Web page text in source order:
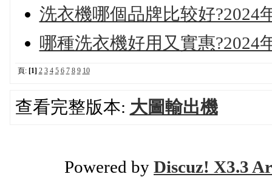
洗衣機哪個品牌比较好?2024
哪種洗衣機好用又實惠?2024
頁: [1] 2 3 4 5 6 7 8 9 10
查看完整版本: 大圖輸出機
Powered by Discuz! X3.3